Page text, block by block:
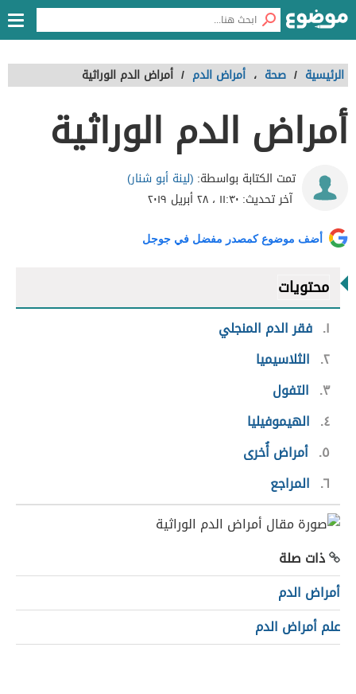
الرئيسية / صحة ، أمراض الدم / أمراض الدم الوراثية
أمراض الدم الوراثية
تمت الكتابة بواسطة: (لينة أبو شنار)
آخر تحديث: ١١:٣٠ ، ٢٨ أبريل ٢٠١٩
أضف موضوع كمصدر مفضل في جوجل
محتويات
١ فقر الدم المنجلي
٢ الثلاسيميا
٣
التفول
٤
الهيموفيليا
٥ أمراض أُخرى
٦ المراجع
ذات صلة
أمراض الدم
علم أمراض الدم